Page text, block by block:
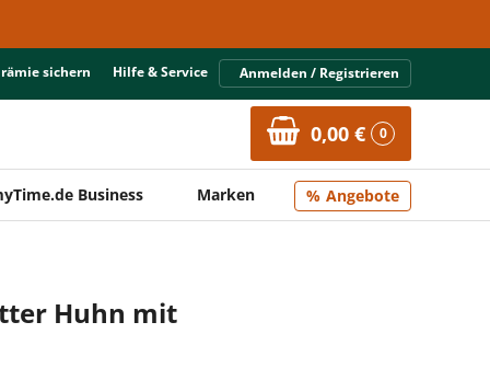
sichern Hilfe & Service Anmelden / Registrieren
0,00 € 0
Business Marken Angebote
Huhn mit